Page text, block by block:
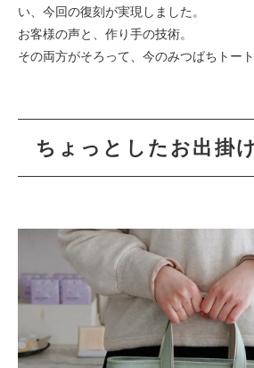
い、今回の復刻が実現しました。
お客様の声と、作り手の技術。
その両方がそろって、今のみつばちトート
ちょっとしたお出掛